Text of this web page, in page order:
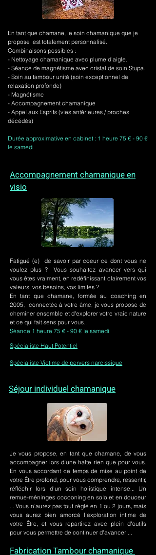
En tant que chamane, le soin chamanique que je
propose est totalement personnalisé.
Combinaisons possibles :
- Nettoyage chamanique avec plume d'aigle.
- Séance de magnétisme avec cristal de soin Stupa.
- Soin au tambour unité (soin exceptionnel de
relaxation profonde)
- Magnétisme
- Accompagnement chamanique
- Appel aux Esprits (vies antérieures / proches
décédés)
Durée approximative en cabinet : 1 heure 75 € - 90 €
le samedi
Accompagnement chamanique en
visio
Fatigué (e) de savoir par coeur ce dont vous ne
voulez plus ? Vous souhaitez avancer vers qui
vous êtes vraiment, en redéfinissant clairement vos
valeurs, vos besoins, vos limites ?
En tant que chamane, formée au coaching en
2005, connectée à votre âme, je vous propose de
cheminer ensemble et d'explorer votre vraie nature
et ce qui fait sens pour vous..
Séance 1 heure 75 € - 90 € le samedi
Spécialiste Haut Potentiel
Spécialiste Victime de pervers narcissique
Séjour individuel chamanique
Je vous propose, en tant que chamane, de vous
accompagner lors d'une halte rien que pour vous.
En vous accordant ce temps de mise au point de
votre Être profond, pour vous comprendre, ressentir,
réfléchir lors d'un soin holistique intense... Un
remue-méninges cocooning en solo et en douceur
... Vous n'aurez pas tout réglé en 1 ou 2 jours, mais
vous aurez bien amorcé l'exploration intime de
votre Être, et vous repartirez avec plein d'outils
pour vous permettre de continuer d'avancer ...
Fabrication Tambour chamanique